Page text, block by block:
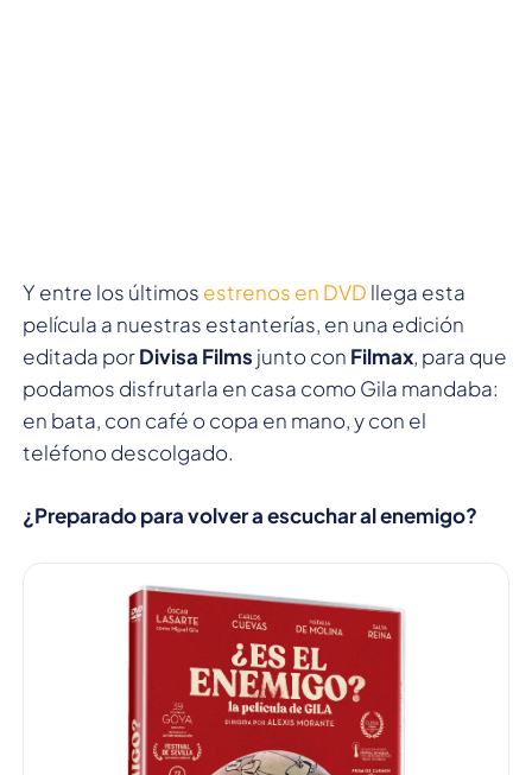
Y entre los últimos estrenos en DVD llega esta
película a nuestras estanterías, en una edición
editada porDivisa Films junto con Filmax, para que
podamos disfrutarla en casa como Gila mandaba:
en bata, con café o copa en mano, y con el
teléfono descolgado.
¿Preparado para volver a escuchar al enemigo?